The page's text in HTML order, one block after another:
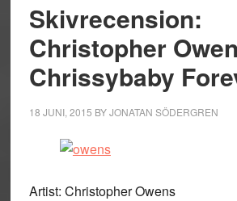
Skivrecension:
Christopher
Chrissybaby
18 JUNI, 2015 BYJONATAN SÖDERGREN
Artist: Christopher Owens